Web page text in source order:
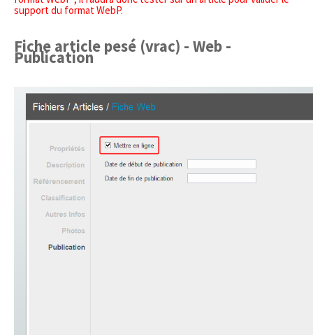
support du format WebP.
Fiche article pesé (vrac) - Web -
Publication